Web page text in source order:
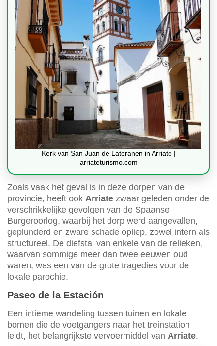
Kerk van San Juan de Lateranen in Arriate |
arriateturismo.com
Zoals vaak het geval is in deze dorpen van de
provincie, heeft ook Arriate zwaar geleden onder de
verschrikkelijke gevolgen van de Spaanse
Burgeroorlog, waarbij het dorp werd aangevallen,
geplunderd en zware schade opliep, zowel intern als
structureel. De diefstal van enkele van de relieken,
waarvan sommige meer dan twee eeuwen oud
waren, was een van de grote tragedies voor de
lokale parochie.
Paseo de la Estación
Een intieme wandeling tussen tuinen en lokale
bomen die de voetgangers naar het treinstation
leidt, het belangrijkste vervoermiddel van Arriate.